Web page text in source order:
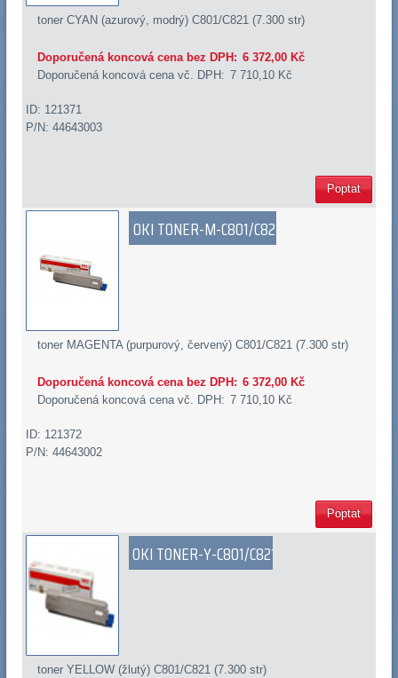
toner CYAN (azurový, modrý) C801/C821 (7.300 str)
Doporučená koncová cena bez DPH: 6 372,00 Kč
Doporučená koncová cena vč. DPH: 7 710,10 Kč
ID: 121371
P/N: 44643003
Poptat
OKI TONER-M-C801/C821
toner MAGENTA (purpurový, červený) C801/C821 (7.300 str)
Doporučená koncová cena bez DPH: 6 372,00 Kč
Doporučená koncová cena vč. DPH: 7 710,10 Kč
ID: 121372
P/N: 44643002
Poptat
OKI TONER-Y-C801/C821
toner YELLOW (žlutý) C801/C821 (7.300 str)